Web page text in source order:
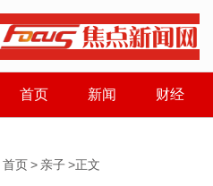
首页 新闻 财经
首页> 亲子>正文